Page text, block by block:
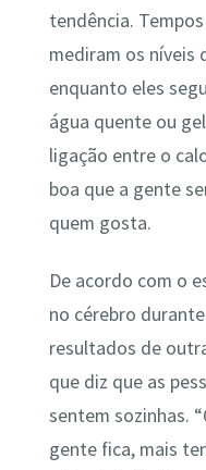
tendência.
mediram os níveis
enquanto eles
água quente ou
ligação entre o
boa que a gente
quem gosta.
De acordo com o
no cérebro
resultados de
que diz que as
sentem sozinhas.
gente fica, mais